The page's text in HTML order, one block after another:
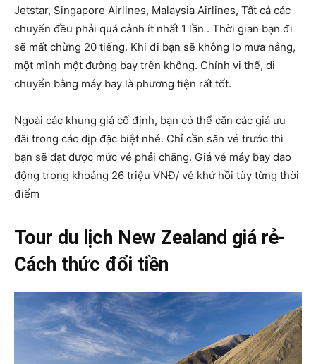
Jetstar, Singapore Airlines, Malaysia Airlines, Tất cả các
chuyến đều phải quá cảnh ít nhất 1 lần . Thời gian bạn đi
sẽ mất chừng 20 tiếng. Khi đi bạn sẽ không lo mưa nắng,
một mình một đường bay trên không. Chính vi thế, di
chuyển bằng máy bay là phương tiện rất tốt.
Ngoài các khung giá cố định, bạn có thể căn các giá ưu
đãi trong các dịp đặc biệt nhé. Chỉ cần săn vé trước thì
bạn sẽ đạt được mức vé phải chăng. Giá vé máy bay dao
động trong khoảng 26 triệu VNĐ/ vé khứ hồi tùy từng thời
điểm
Tour du lịch New Zealand giá rẻ-
Cách thức đổi tiền